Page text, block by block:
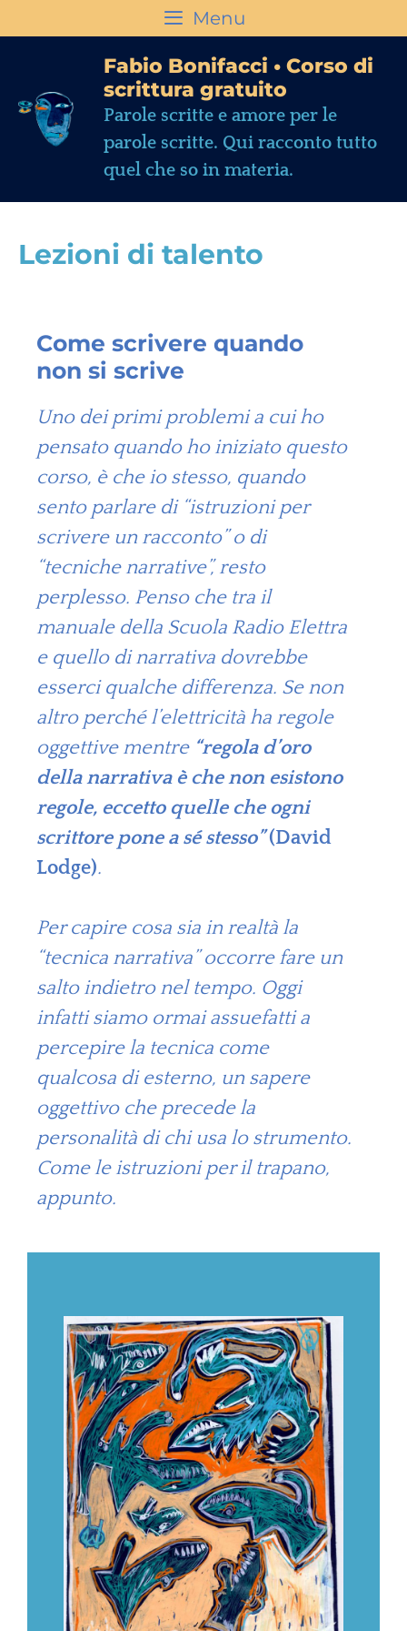
Menu
Fabio Bonifacci • Corso di
scrittura gratuito
Parole scritte e amore per le
parole scritte. Qui racconto tutto
quel che so in materia.
Lezioni di talento
Come scrivere quando
non si scrive
Uno dei primi problemi a cui ho
pensato quando ho iniziato questo
corso, è che io stesso, quando
sento parlare di “istruzioni per
scrivere un racconto” o di
“tecniche narrative”, resto
perplesso. Penso che tra il
manuale della Scuola Radio Elettra
e quello di narrativa dovrebbe
esserci qualche differenza. Se non
altro perché l’elettricità ha regole
oggettive mentre“regola d’oro
della narrativa è che non esistono
regole, eccetto quelle che ogni
scrittore pone a sé stesso”(David
Lodge).
Per capire cosa sia in realtà la
“tecnica narrativa” occorre fare un
salto indietro nel tempo. Oggi
infatti siamo ormai assuefatti a
percepire la tecnica come
qualcosa di esterno, un sapere
oggettivo che precede la
personalità di chi usa lo strumento.
Come le istruzioni per il trapano,
appunto.